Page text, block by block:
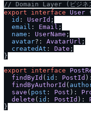
// Domain Layer (ビジネ
export
interface User {
id : UserId ;
email : Email ;
name : UserName ;
avatar?: AvatarUrl ;
createdAt : Date ;
}
export
interface
findById ( id : PostId
findByAuthorId (
save ( post : Post ):
delete ( id : PostId ):
}